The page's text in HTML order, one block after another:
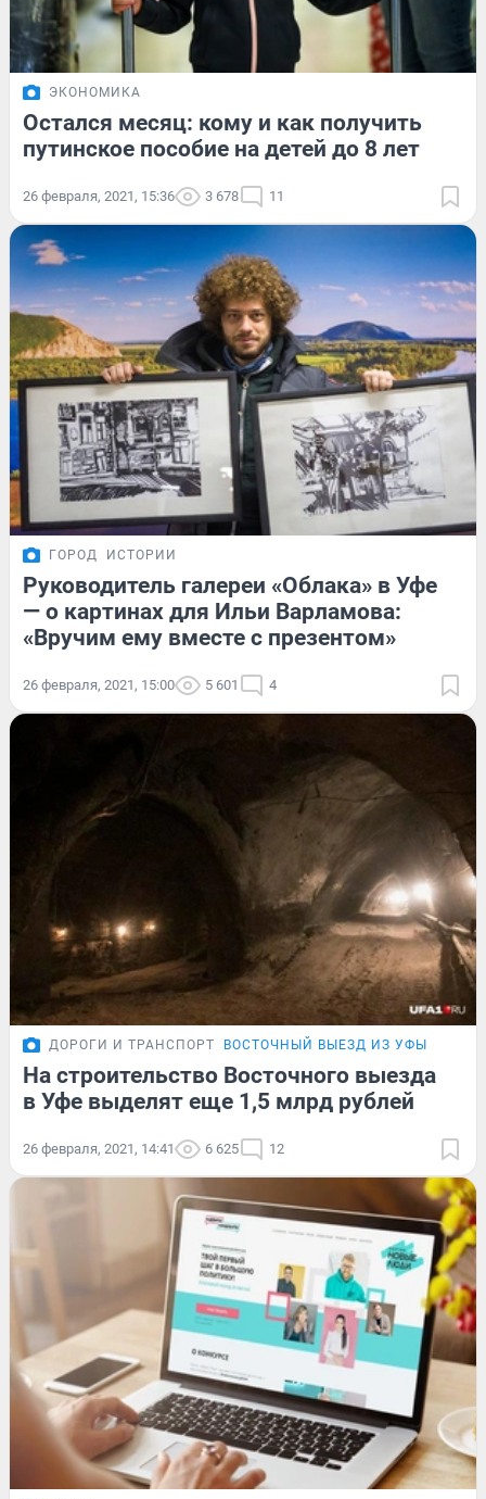
ЭКОНОМИКА
Остался месяц: кому и как получить
путинское пособие на детей до 8 лет
26 февраля, 2021, 15:36 3 678 11
ГОРОД ИСТОРИИ
Руководитель галереи «Облака» в Уфе
— о картинах для Ильи Варламова:
«Вручим ему вместе с презентом»
26 февраля, 2021, 15:00 5 601 4
ДОРОГИ И ТРАНСПОРТ ВОСТОЧНЫЙ ВЫЕЗД ИЗ УФЫ
На строительство Восточного выезда
в Уфе выделят еще 1,5 млрд рублей
26 февраля, 2021, 14:41 6 625 12